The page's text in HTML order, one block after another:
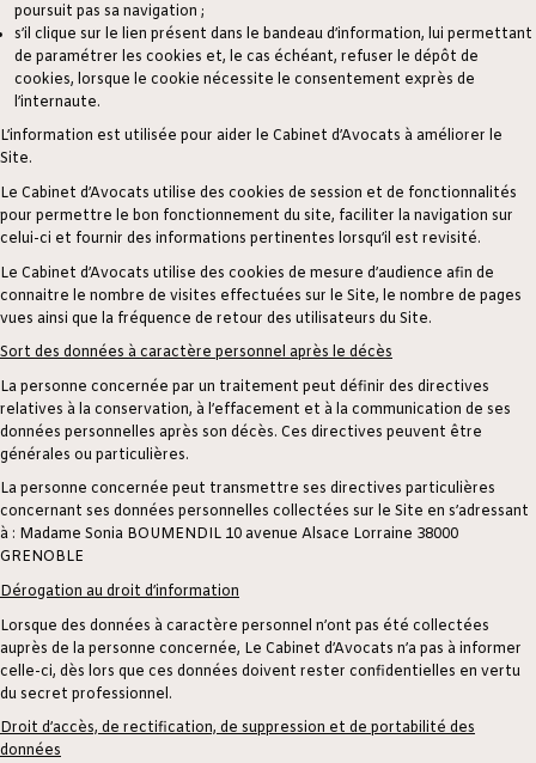
poursuit pas sa navigation ;
s’il clique sur le lien présent dans le bandeau d’information, lui permettant
de paramétrer les cookies et, le cas échéant, refuser le dépôt de
cookies, lorsque le cookie nécessite le consentement exprès de
l’internaute.
L’information est utilisée pour aider le Cabinet d’Avocats à améliorer le
Site.
Le Cabinet d’Avocats utilise des cookies de session et de fonctionnalités
pour permettre le bon fonctionnement du site, faciliter la navigation sur
celui-ci et fournir des informations pertinentes lorsqu’il est revisité.
Le Cabinet d’Avocats utilise des cookies de mesure d’audience afin de
connaitre le nombre de visites effectuées sur le Site, le nombre de pages
vues ainsi que la fréquence de retour des utilisateurs du Site.
Sort des données à caractère personnel après le décès
La personne concernée par un traitement peut définir des directives
relatives à la conservation, à l’effacement et à la communication de ses
données personnelles après son décès. Ces directives peuvent être
générales ou particulières.
La personne concernée peut transmettre ses directives particulières
concernant ses données personnelles collectées sur le Site en s’adressant
à : Madame Sonia BOUMENDIL 10 avenue Alsace Lorraine 38000
GRENOBLE
Dérogation au droit d’information
Lorsque des données à caractère personnel n’ont pas été collectées
auprès de la personne concernée, Le Cabinet d’Avocats n’a pas à informer
celle-ci, dès lors que ces données doivent rester confidentielles en vertu
du secret professionnel.
Droit d’accès, de rectification, de suppression et de portabilité des
données